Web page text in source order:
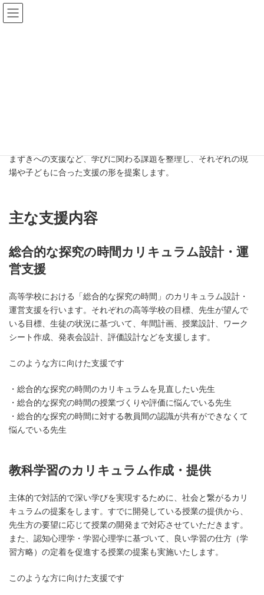
コ
ン
テ
ナ
ビ
ゲ
まずきへの支援など、学びに関わる課題を整理し、それぞれの現
場や子どもに合った支援の形を提案します。
主な支援内容
総合的な探究の時間カリキュラム設計・運
営支援
高等学校における「総合的な探究の時間」のカリキュラム設計・
運営支援を行います。それぞれの高等学校の目標、先生が望んで
いる目標、生徒の状況に基づいて、年間計画、授業設計、ワーク
シート作成、発表会設計、評価設計などを支援します。
このような方に向けた支援です
・総合的な探究の時間のカリキュラムを見直したい先生
・総合的な探究の時間の授業づくりや評価に悩んでいる先生
・総合的な探究の時間に対する教員間の認識が共有ができなくて
悩んでいる先生
教科学習のカリキュラム作成・提供
主体的で対話的で深い学びを実現するために、社会と繋がるカリ
キュラムの提案をします。すでに開発している授業の提供から、
先生方の要望に応じて授業の開発まで対応させていただきます。
また、認知心理学・学習心理学に基づいて、良い学習の仕方（学
習方略）の定着を促進する授業の提案も実施いたします。
このような方に向けた支援です